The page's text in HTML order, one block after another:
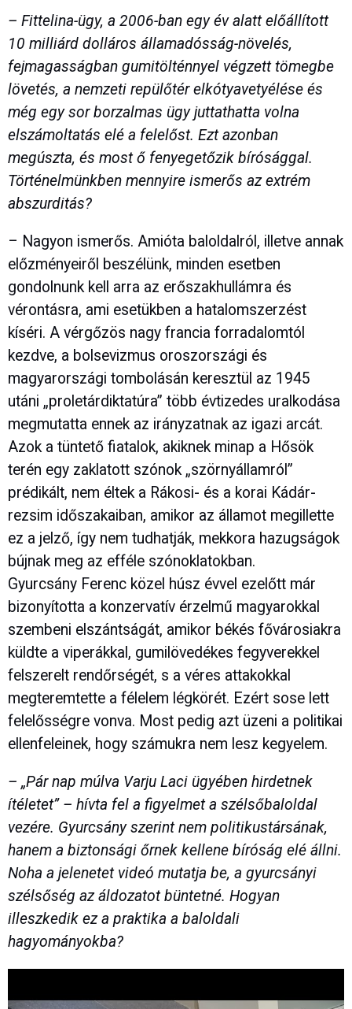
– Fittelina-ügy, a 2006-ban egy év alatt előállított
10 milliárd dolláros államadósság-növelés,
fejmagasságban gumitölténnyel végzett tömegbe
lövetés, a nemzeti repülőtér elkótyavetyélése és
még egy sor borzalmas ügy juttathatta volna
elszámoltatás elé a felelőst. Ezt azonban
megúszta, és most ő fenyegetőzik bírósággal.
Történelmünkben mennyire ismerős az extrém
abszurditás?
– Nagyon ismerős. Amióta baloldalról, illetve annak
előzményeiről beszélünk, minden esetben
gondolnunk kell arra az erőszakhullámra és
vérontásra, ami esetükben a hatalomszerzést
kíséri. A vérgőzös nagy francia forradalomtól
kezdve, a bolsevizmus oroszországi és
magyarországi tombolásán keresztül az 1945
utáni „proletárdiktatúra” több évtizedes uralkodása
megmutatta ennek az irányzatnak az igazi arcát.
Azok a tüntető fiatalok, akiknek minap a Hősök
terén egy zaklatott szónok „szörnyállamról”
prédikált, nem éltek a Rákosi- és a korai Kádár-
rezsim időszakaiban, amikor az államot megillette
ez a jelző, így nem tudhatják, mekkora hazugságok
bújnak meg az efféle szónoklatokban.
Gyurcsány Ferenc közel húsz évvel ezelőtt már
bizonyította a konzervatív érzelmű magyarokkal
szembeni elszántságát, amikor békés fővárosiakra
küldte a viperákkal, gumilövedékes fegyverekkel
felszerelt rendőrségét, s a véres attakokkal
megteremtette a félelem légkörét. Ezért sose lett
felelősségre vonva. Most pedig azt üzeni a politikai
ellenfeleinek, hogy számukra nem lesz kegyelem.
– „Pár nap múlva Varju Laci ügyében hirdetnek
ítéletet” – hívta fel a figyelmet a szélsőbaloldal
vezére. Gyurcsány szerint nem politikustársának,
hanem a biztonsági őrnek kellene bíróság elé állni.
Noha a jelenetet videó mutatja be, a gyurcsányi
szélsőség az áldozatot büntetné. Hogyan
illeszkedik ez a praktika a baloldali
hagyományokba?